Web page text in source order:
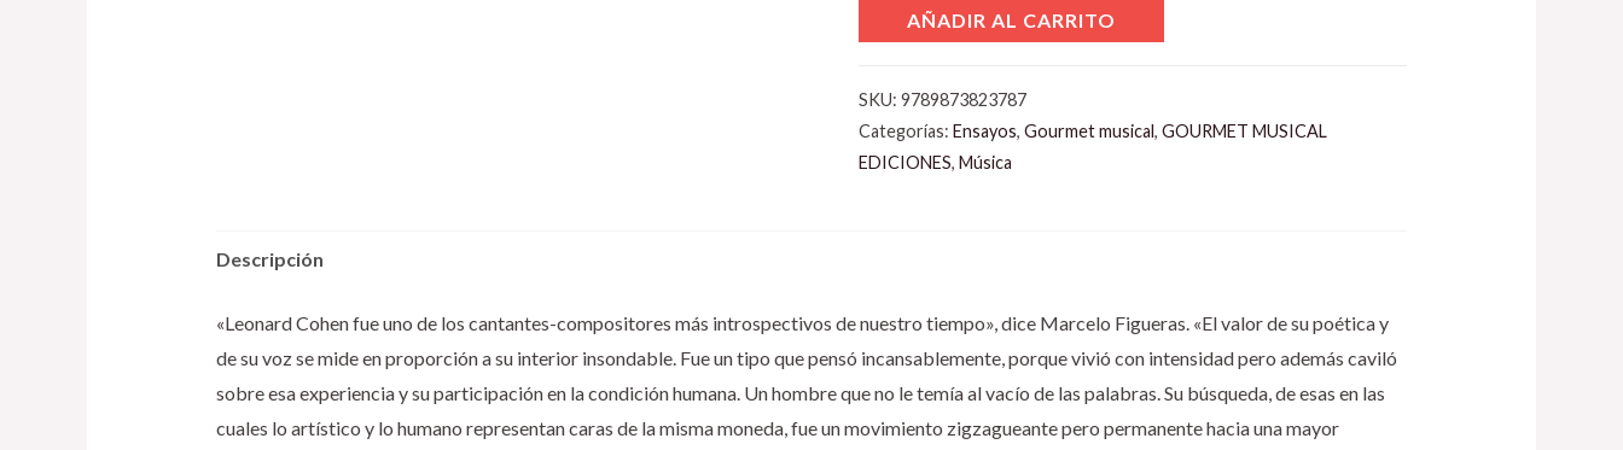
AÑADIR AL CARRITO
SKU:9789873823787
Categorías:Ensayos,Gourmet musical,GOURMET MUSICAL
EDICIONES,Música
Descripción
«Leonard Cohen fue uno de los cantantes-compositores más introspectivos de nuestro tiempo», dice Marcelo Figueras. «El valor de su poética y
de su voz se mide en proporción a su interior insondable. Fue un tipo que pensó incansablemente, porque vivió con intensidad pero además caviló
sobre esa experiencia y su participación en la condición humana. Un hombre que no le temía al vacío de las palabras. Su búsqueda, de esas en las
cuales lo artístico y lo humano representan caras de la misma moneda, fue un movimiento zigzagueante pero permanente hacia una mayor